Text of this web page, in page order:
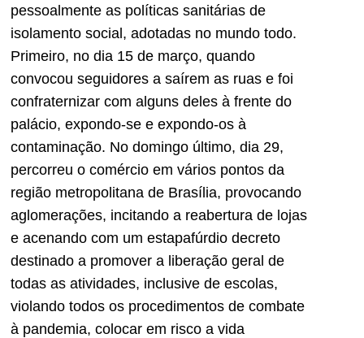
pessoalmente as políticas sanitárias de
isolamento social, adotadas no mundo todo.
Primeiro, no dia 15 de março, quando
convocou seguidores a saírem as ruas e foi
confraternizar com alguns deles à frente do
palácio, expondo-se e expondo-os à
contaminação. No domingo último, dia 29,
percorreu o comércio em vários pontos da
região metropolitana de Brasília, provocando
aglomerações, incitando a reabertura de lojas
e acenando com um estapafúrdio decreto
destinado a promover a liberação geral de
todas as atividades, inclusive de escolas,
violando todos os procedimentos de combate
à pandemia, colocar em risco a vida